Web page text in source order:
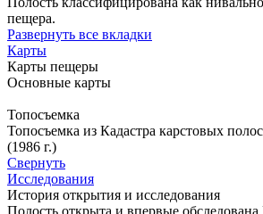
пещера.
Развернуть все вкладки
Карты
Карты пещеры
Основные карты
Топосъемка
Топосъемка из Кадастра карстовых
(1986 г.)
Свернуть
Исследования
История открытия и исследования
Полость открыта и впервые